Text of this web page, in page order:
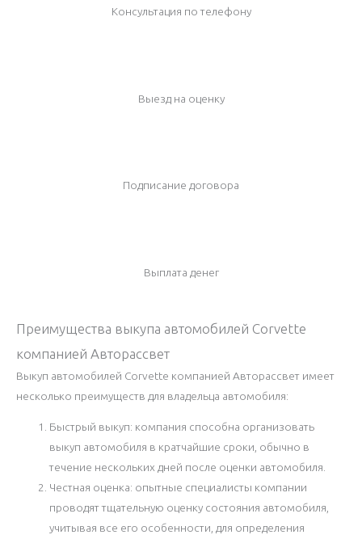
Консультация по телефону
Выезд на оценку
Подписание договора
Выплата денег
Преимущества выкупа автомобилей Corvette
компанией Авторассвет
Выкуп автомобилей Corvette компанией Авторассвет имеет
несколько преимуществ для владельца автомобиля:
Быстрый выкуп: компания способна организовать
выкуп автомобиля в кратчайшие сроки, обычно в
течение нескольких дней после оценки автомобиля.
Честная оценка: опытные специалисты компании
проводят тщательную оценку состояния автомобиля,
учитывая все его особенности, для определения